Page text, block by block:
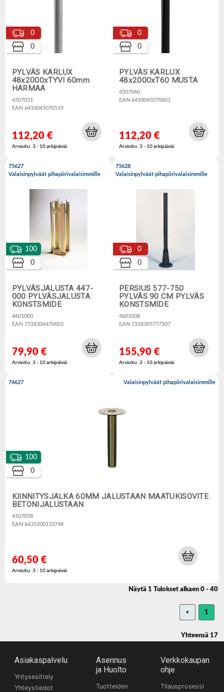
PYLVÄS KARLUX
48x2000xTYVI 60mm
HARMAA
4507051
EAN 6410045070519
0
0
112,20 €
Arvioitu: 3 - 10 arkipäiviä
PYLVÄS KARLUX
48x2000xT60 MUSTA
4507060
EAN 6410045070601
0
0
112,20 €
Arvioitu: 3 - 10 arkipäiviä
75627
Valaisinpylväät pihapiirivalaisimmille
PYLVÄSJALUSTA 447-
000 PYLVÄSJALUSTA
KONSTSMIDE
4601000
EAN 7318304470003
100
0
79,90 €
Arvioitu: 3 - 10 arkipäiviä
75628
Valaisinpylväät pihapiirivalaisimmille
PERSIUS 577-750
PYLVÄS 90 CM PYLVÄS
KONSTSMIDE
4601008
EAN 7318305777507
0
0
155,90 €
Arvioitu: 3 - 10 arkipäiviä
74627 Valaisinpylväät pihapiirivalaisimmille
KIINNITYSJALKA 60MM JALUSTAAN MAATUKISOVITE
BETONIJALUSTAAN
4107058
EAN 6435200133748
100
0
60,50 €
Arvioitu: 3 - 10 arkipäiviä
Näytä 1 Tulokset alkaen 0 - 40
< 1
Yhteensä 17
Asiakaspalvelu
Yritysesittely
Yhteystiedot
Asennus
ja Huolto
Tuotteiden
Verkkokaupan
ohje
Tilausprosessi